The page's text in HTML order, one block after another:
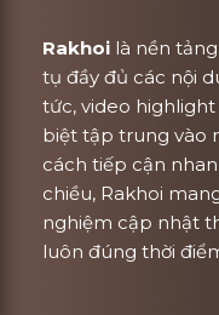
Rakhoi là nền
tụ đầy đủ các nội
tức, video
biệt tập trung vào
cách tiếp cận
chiều, Rakhoi
nghiệm cập nhật
luôn đúng thời